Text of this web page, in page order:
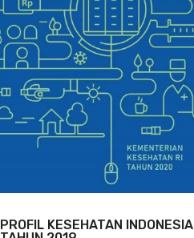
PROFIL KESEHATAN INDONESIA